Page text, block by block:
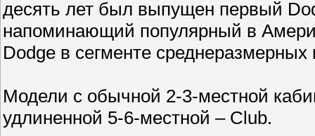
десять лет был выпущен первый
напоминающий популярный в
Dodge в сегменте
Модели с обычной 2-3-местной
удлиненной 5-6-местной – Club.